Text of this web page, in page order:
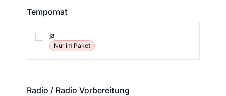
Tempomat
ja
Nur im Paket
Radio / Radio Vorbereitung